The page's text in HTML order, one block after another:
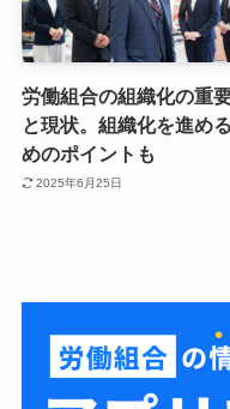
労働組合の組織化の重
と現状。組織化を進め
めのポイントも
2025年6月25日